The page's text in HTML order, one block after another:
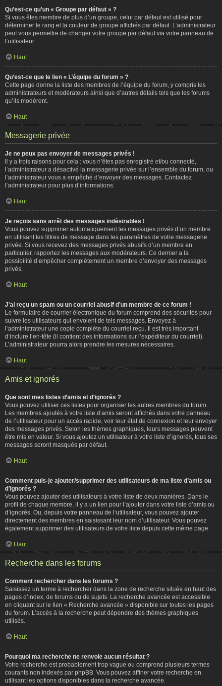
Qu’est-ce qu’un « Groupe par défaut » ?
Si vous êtes membre de plus d’un groupe, celui par défaut est utilisé pour
déterminer le rang et la couleur de groupe affichés par défaut. L’administrateur
peut vous permettre de changer votre groupe par défaut via votre panneau de
l’utilisateur.
Haut
Qu’est-ce que le lien « L’équipe du forum » ?
Cette page donne la liste des membres de l’équipe du forum, y compris les
administrateurs et modérateurs ainsi que d’autres détails tels que les forums
qu’ils modèrent.
Haut
Messagerie privée
Je ne peux pas envoyer de messages privés !
Il y a trois raisons pour cela : vous n’êtes pas enregistré et/ou connecté,
l’administrateur a désactivé la messagerie privée sur l’ensemble du forum, ou
l’administrateur vous a empêché d’envoyer des messages. Contactez
l’administrateur pour plus d’informations.
Haut
Je reçois sans arrêt des messages indésirables !
Vous pouvez supprimer automatiquement les messages privés d’un membre
en utilisant les filtres de message dans les paramètres de votre messagerie
privée. Si vous recevez des messages privés abusifs d’un membre en
particulier, rapportez les messages aux modérateurs. Ce dernier a la
possibilité d’empêcher complètement un membre d’envoyer des messages
privés.
Haut
J’ai reçu un spam ou un courriel abusif d’un membre de ce forum !
Le formulaire de courrier électronique du forum comprend des sécurités pour
suivre les utilisateurs qui envoient de tels messages. Envoyez à
l’administrateur une copie complète du courriel reçu. Il est très important
d’inclure l’en-tête (il contient des informations sur l’expéditeur du courriel).
L’administrateur pourra alors prendre les mesures nécessaires.
Haut
Amis et ignorés
Que sont mes listes d’amis et d’ignorés ?
Vous pouvez utiliser ces listes pour organiser les autres membres du forum.
Les membres ajoutés à votre liste d’amis seront affichés dans votre panneau
de l’utilisateur pour un accès rapide, voir leur état de connexion et leur envoyer
des messages privés. Selon les thèmes graphiques, leurs messages peuvent
être mis en valeur. Si vous ajoutez un utilisateur à votre liste d’ignorés, tous ses
messages seront masqués par défaut.
Haut
Comment puis-je ajouter/supprimer des utilisateurs de ma liste d’amis ou
d’ignorés ?
Vous pouvez ajouter des utilisateurs à votre liste de deux manières. Dans le
profil de chaque membre, il y a un lien pour l’ajouter dans votre liste d’amis ou
d’ignorés. Ou, depuis votre panneau de l’utilisateur, vous pouvez ajouter
directement des membres en saisissant leur nom d’utilisateur. Vous pouvez
également supprimer des utilisateurs de votre liste depuis cette même page.
Haut
Recherche dans les forums
Comment rechercher dans les forums ?
Saisissez un terme à rechercher dans la zone de recherche située en haut des
pages d’index, de forums ou de sujets. La recherche avancée est accessible
en cliquant sur le lien « Recherche avancée » disponible sur toutes les pages
du forum. L’accès à la recherche peut dépendre des thèmes graphiques
utilisés.
Haut
Pourquoi ma recherche ne renvoie aucun résultat ?
Votre recherche est probablement trop vague ou comprend plusieurs termes
courants non indexés par phpBB. Vous pouvez affiner votre recherche en
utilisant les options disponibles dans la recherche avancée.